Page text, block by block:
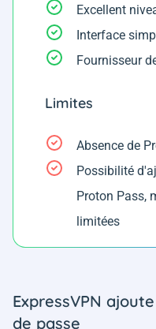
Excellent
Interface
Fournisseur
Limites
Absence de
Possibilité
Proton Pass,
limitées
ExpressVPN
de passe